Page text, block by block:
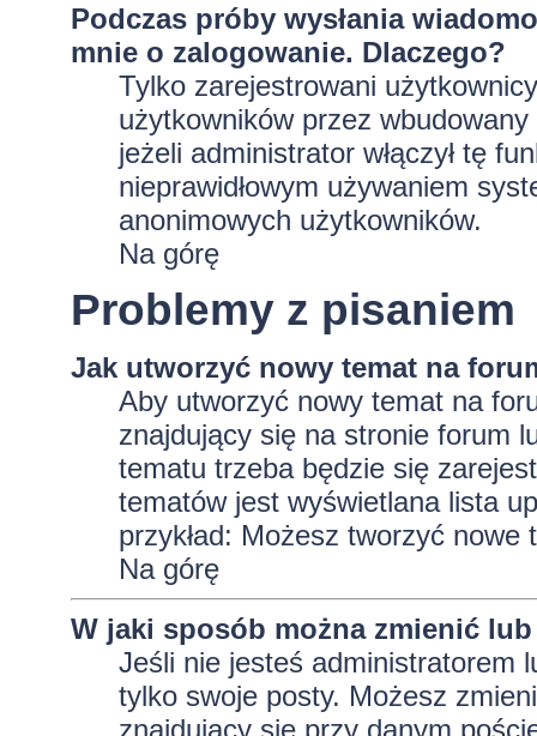
Podczas próby wysłania
mnie o zalogowanie. Dlaczego?
Tylko zarejestrowani
użytkowników przez
jeżeli administrator włączył tę
nieprawidłowym używaniem
anonimowych użytkowników.
Na górę
Problemy z pisaniem
Jak utworzyć nowy temat na
Aby utworzyć nowy temat na
znajdujący się na stronie forum
tematu trzeba będzie się
tematów jest wyświetlana lista
przykład: Możesz tworzyć nowe
Na górę
W jaki sposób można zmienić
Jeśli nie jesteś administratorem
tylko swoje posty. Możesz
znajdujący się przy danym